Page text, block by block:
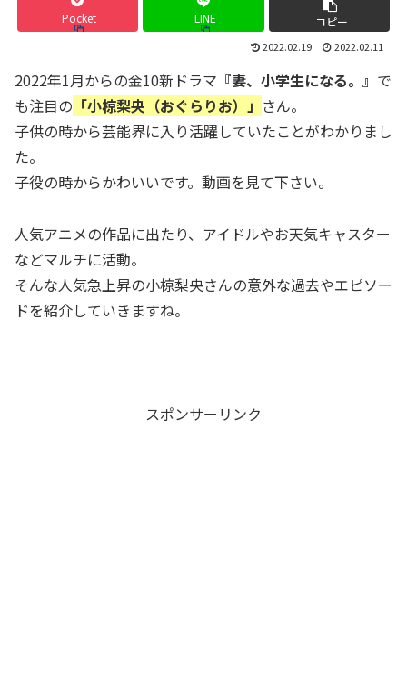
Pocket LINE コピー
2022.02.19 2022.02.11
2022年1月からの金10新ドラマ 『妻、小学生になる。』 で
も注目の 「小椋梨央（おぐらりお）」 さん。
子供の時から芸能界に入り活躍していたことがわかりまし
た。
子役の時からかわいいです。動画を見て下さい。
人気アニメの作品に出たり、アイドルやお天気キャスター
などマルチに活動。
そんな人気急上昇の小椋梨央さんの意外な過去やエピソー
ドを紹介していきますね。
スポンサーリンク